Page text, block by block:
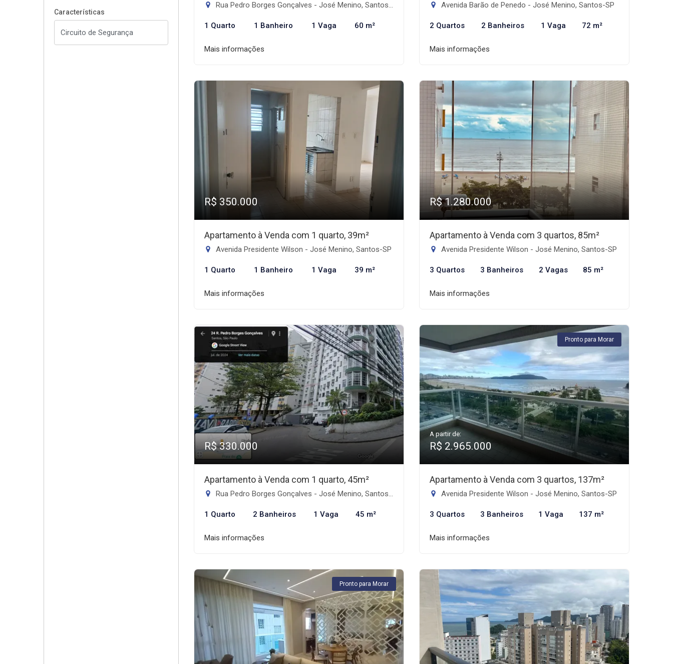
Características
Rua Pedro Borges Gonçalves - José Menino, Santos-SP
1 Quarto 1 Banheiro 1 Vaga 60 m²
Mais informações
Avenida Barão de Penedo - José Menino, Santos-SP
2 Quartos 2 Banheiros 1 Vaga 72 m²
Mais informações
R$ 350.000
Apartamento à Venda com 1 quarto, 39m²
Avenida Presidente Wilson - José Menino, Santos-SP
1 Quarto 1 Banheiro 1 Vaga 39 m²
Mais informações
R$ 1.280.000
Apartamento à Venda com 3 quartos, 85m²
Avenida Presidente Wilson - José Menino, Santos-SP
3 Quartos 3 Banheiros 2 Vagas 85 m²
Mais informações
R$ 330.000
Apartamento à Venda com 1 quarto, 45m²
Rua Pedro Borges Gonçalves - José Menino, Santos-SP
1 Quarto 2 Banheiros 1 Vaga 45 m²
Mais informações
Pronto para Morar
A partir de:
R$ 2.965.000
Apartamento à Venda com 3 quartos, 137m²
Avenida Presidente Wilson - José Menino, Santos-SP
3 Quartos 3 Banheiros 1 Vaga 137 m²
Mais informações
Pronto para Morar